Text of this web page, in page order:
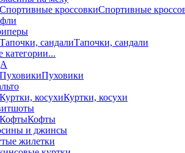
Спортивные
Тапочки, сандали
категории...
Пуховики
Куртки, косухи
Кофты
и джинсы
жилетки